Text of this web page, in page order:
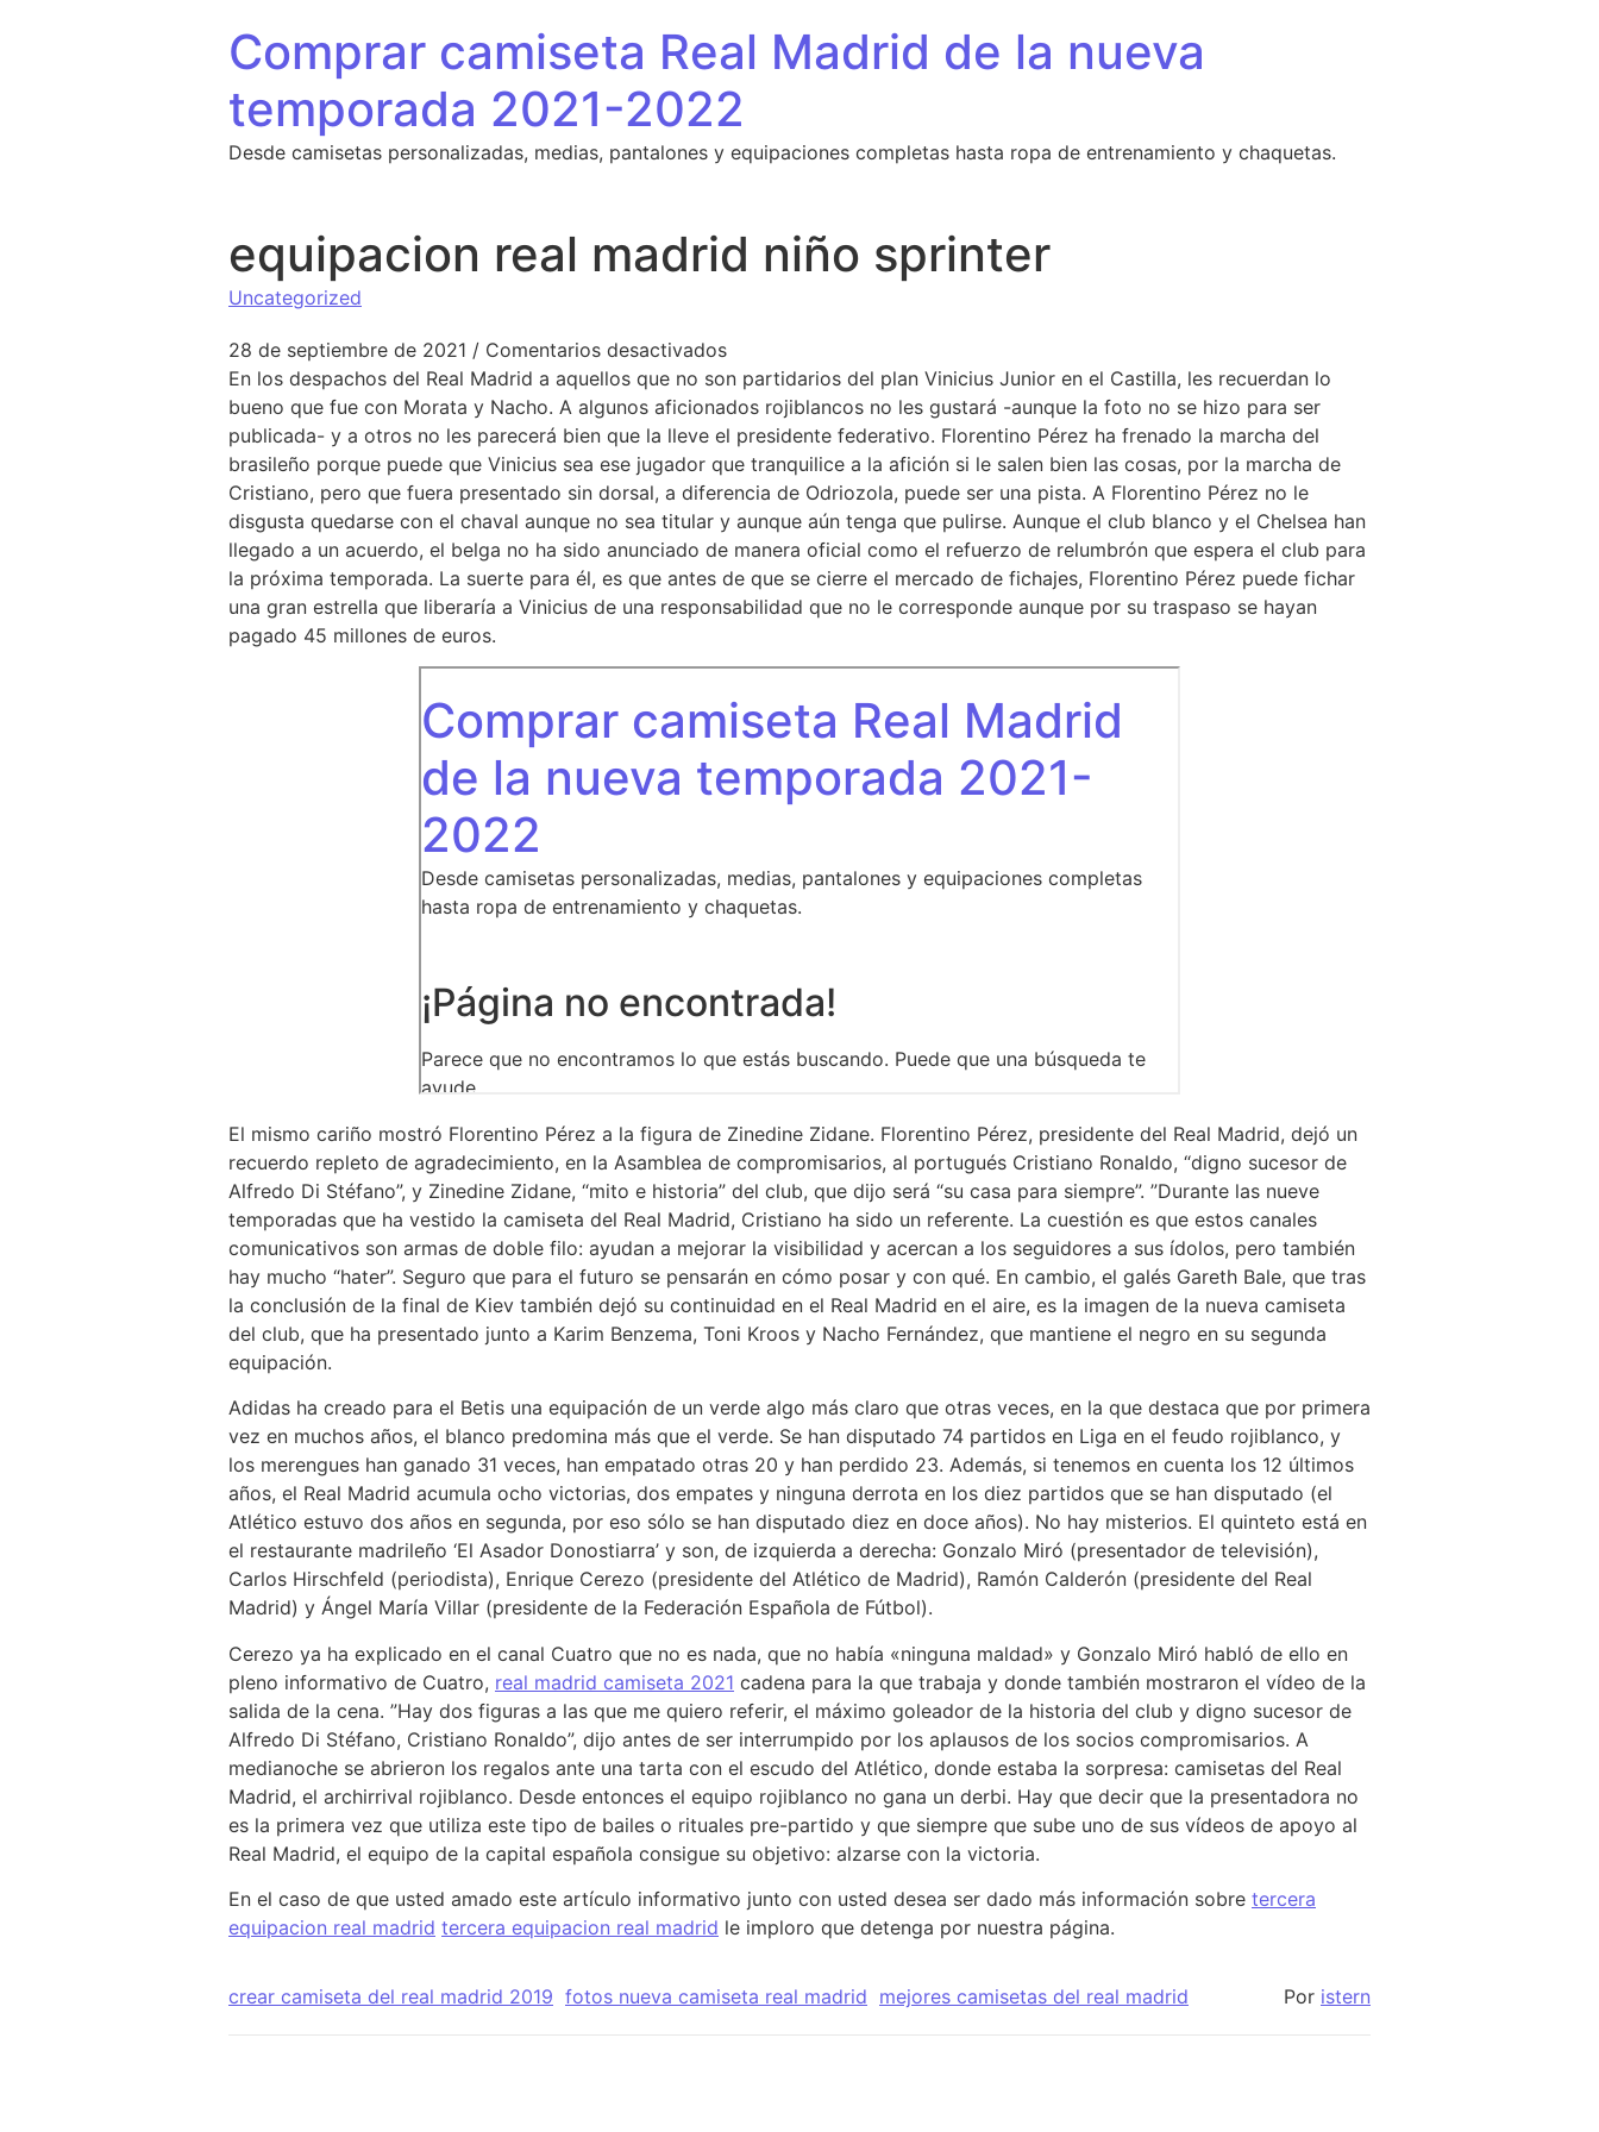
Comprar camiseta Real Madrid de la nueva
temporada 2021-2022
Desde camisetas personalizadas, medias, pantalones y equipaciones completas hasta ropa de entrenamiento y chaquetas.
equipacion real madrid niño sprinter
Uncategorized
28 de septiembre de 2021 / Comentarios desactivadosen equipacion real madrid niño sprinter
En los despachos del Real Madrid a aquellos que no son partidarios del plan Vinicius Junior en el Castilla, les recuerdan lo
bueno que fue con Morata y Nacho. A algunos aficionados rojiblancos no les gustará -aunque la foto no se hizo para ser
publicada- y a otros no les parecerá bien que la lleve el presidente federativo. Florentino Pérez ha frenado la marcha del
brasileño porque puede que Vinicius sea ese jugador que tranquilice a la afición si le salen bien las cosas, por la marcha de
Cristiano, pero que fuera presentado sin dorsal, a diferencia de Odriozola, puede ser una pista. A Florentino Pérez no le
disgusta quedarse con el chaval aunque no sea titular y aunque aún tenga que pulirse. Aunque el club blanco y el Chelsea han
llegado a un acuerdo, el belga no ha sido anunciado de manera oficial como el refuerzo de relumbrón que espera el club para
la próxima temporada. La suerte para él, es que antes de que se cierre el mercado de fichajes, Florentino Pérez puede fichar
una gran estrella que liberaría a Vinicius de una responsabilidad que no le corresponde aunque por su traspaso se hayan
pagado 45 millones de euros.
El mismo cariño mostró Florentino Pérez a la figura de Zinedine Zidane. Florentino Pérez, presidente del Real Madrid, dejó un
recuerdo repleto de agradecimiento, en la Asamblea de compromisarios, al portugués Cristiano Ronaldo, “digno sucesor de
Alfredo Di Stéfano”, y Zinedine Zidane, “mito e historia” del club, que dijo será “su casa para siempre”. ”Durante las nueve
temporadas que ha vestido la camiseta del Real Madrid, Cristiano ha sido un referente. La cuestión es que estos canales
comunicativos son armas de doble filo: ayudan a mejorar la visibilidad y acercan a los seguidores a sus ídolos, pero también
hay mucho “hater”. Seguro que para el futuro se pensarán en cómo posar y con qué. En cambio, el galés Gareth Bale, que tras
la conclusión de la final de Kiev también dejó su continuidad en el Real Madrid en el aire, es la imagen de la nueva camiseta
del club, que ha presentado junto a Karim Benzema, Toni Kroos y Nacho Fernández, que mantiene el negro en su segunda
equipación.
Adidas ha creado para el Betis una equipación de un verde algo más claro que otras veces, en la que destaca que por primera
vez en muchos años, el blanco predomina más que el verde. Se han disputado 74 partidos en Liga en el feudo rojiblanco, y
los merengues han ganado 31 veces, han empatado otras 20 y han perdido 23. Además, si tenemos en cuenta los 12 últimos
años, el Real Madrid acumula ocho victorias, dos empates y ninguna derrota en los diez partidos que se han disputado (el
Atlético estuvo dos años en segunda, por eso sólo se han disputado diez en doce años). No hay misterios. El quinteto está en
el restaurante madrileño ‘El Asador Donostiarra’ y son, de izquierda a derecha: Gonzalo Miró (presentador de televisión),
Carlos Hirschfeld (periodista), Enrique Cerezo (presidente del Atlético de Madrid), Ramón Calderón (presidente del Real
Madrid) y Ángel María Villar (presidente de la Federación Española de Fútbol).
Cerezo ya ha explicado en el canal Cuatro que no es nada, que no había «ninguna maldad» y Gonzalo Miró habló de ello en
pleno informativo de Cuatro, real madrid camiseta 2021 cadena para la que trabaja y donde también mostraron el vídeo de la
salida de la cena. ”Hay dos figuras a las que me quiero referir, el máximo goleador de la historia del club y digno sucesor de
Alfredo Di Stéfano, Cristiano Ronaldo”, dijo antes de ser interrumpido por los aplausos de los socios compromisarios. A
medianoche se abrieron los regalos ante una tarta con el escudo del Atlético, donde estaba la sorpresa: camisetas del Real
Madrid, el archirrival rojiblanco. Desde entonces el equipo rojiblanco no gana un derbi. Hay que decir que la presentadora no
es la primera vez que utiliza este tipo de bailes o rituales pre-partido y que siempre que sube uno de sus vídeos de apoyo al
Real Madrid, el equipo de la capital española consigue su objetivo: alzarse con la victoria.
En el caso de que usted amado este artículo informativo junto con usted desea ser dado más información sobre tercera
equipacion real madrid tercera equipacion real madrid le imploro que detenga por nuestra página.
crear camiseta del real madrid 2019 fotos nueva camiseta real madrid mejores camisetas del real madrid Por istern